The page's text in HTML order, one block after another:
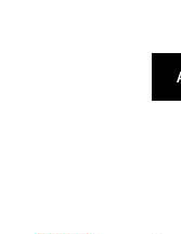
Politique de
Validation de la